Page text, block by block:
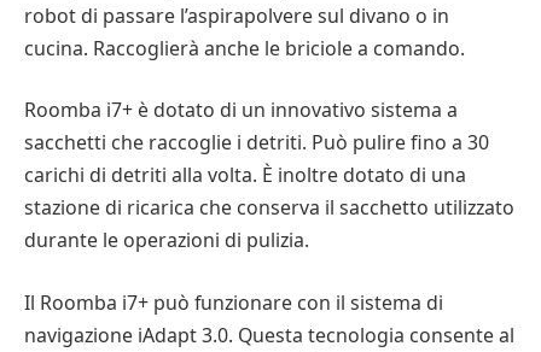
robot di passare l’aspirapolvere sul divano o in
cucina. Raccoglierà anche le briciole a comando.
Roomba i7+ è dotato di un innovativo sistema a
sacchetti che raccoglie i detriti. Può pulire fino a 30
carichi di detriti alla volta. È inoltre dotato di una
stazione di ricarica che conserva il sacchetto utilizzato
durante le operazioni di pulizia.
Il Roomba i7+ può funzionare con il sistema di
navigazione iAdapt 3.0. Questa tecnologia consente al